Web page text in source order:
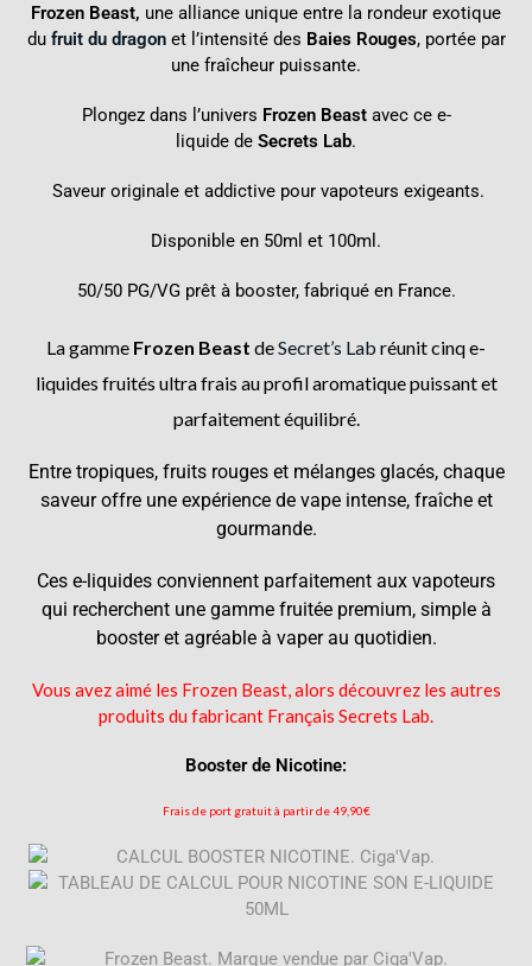
Frozen Beast, une alliance unique entre la rondeur exotique
du fruit du dragonet l’intensité des Baies Rouges, portée par
une fraîcheur puissante.
Plongez dans l’univers Frozen Beastavec ce e-
liquide de Secrets Lab.
Saveur originale et addictive pour vapoteurs exigeants.
Disponible en 50ml et 100ml.
50/50 PG/VG prêt à booster, fabriqué en France.
La gamme Frozen Beast deSecret’s Lab réunit cinq e-
liquides fruités ultra frais au profil aromatique puissant et
parfaitement équilibré.
Entre tropiques, fruits rouges et mélanges glacés, chaque
saveur offre une expérience de vape intense, fraîche et
gourmande.
Ces e-liquides conviennent parfaitement aux vapoteurs
qui recherchent une gamme fruitée premium, simple à
booster et agréable à vaper au quotidien.
Vous avez aimé les Frozen Beast, alors découvrez les autres
produits du fabricant Français Secrets Lab.
Boosterde Nicotine:
Frais de port gratuit à partir de 49,90€